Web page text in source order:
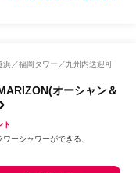
浜／福岡タワー／九州内送迎可
オーシャン＆
ト
ワーシャワーができる